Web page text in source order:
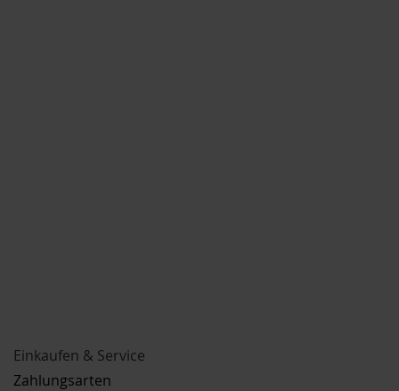
Einkaufen & Service
Zahlungsarten